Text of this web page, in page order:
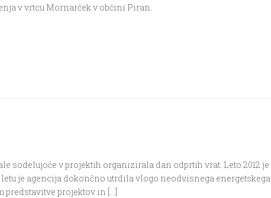
v vrtcu Mornarček v občini Piran.
sodelujoče v projektih organizirala dan odprtih vrat. Leto 2012 je
je agencija dokončno utrdila vlogo neodvisnega energetskega
predstavitve projektov in […]